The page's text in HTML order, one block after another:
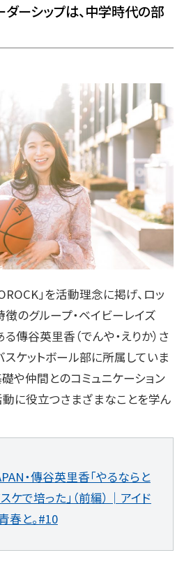
ダーシップは、中学時代の部
」を活動理念に掲げ、ロッ
のグループ・ベイビーレイズ
傳谷英里香（でんや・えりか）さ
ケットボール部に所属していま
や仲間とのコミュニケーション
動に役立つさまざまなことを学ん
・傳谷英里香「やるならと
ケで培った」（前編）│アイド
春と。#10